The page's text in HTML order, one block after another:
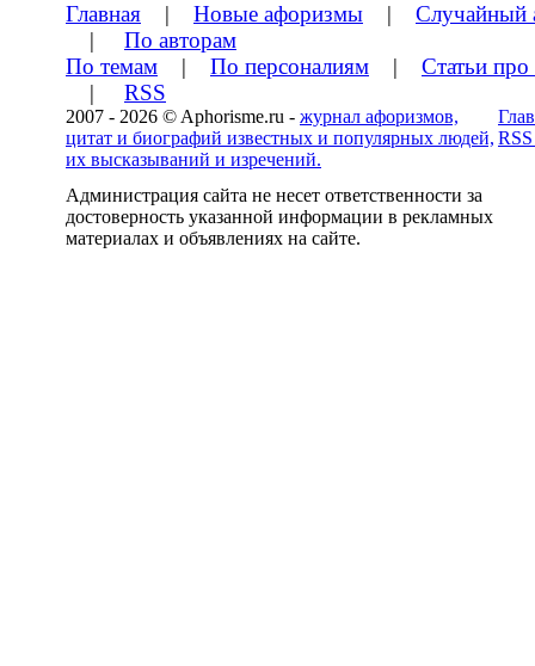
Главная | Новые афоризмы | Случайный
| По авторам
По темам | По персоналиям | Статьи
| RSS
2007 - 2026 © Aphorisme.ru - журнал афоризмов,
цитат и биографий известных и популярных людей,
их высказываний и изречений.
Администрация сайта не несет ответственности за
достоверность указанной информации в рекламных
материалах и объявлениях на сайте.